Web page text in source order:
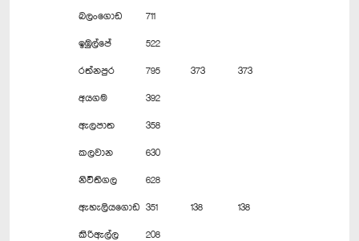
බලංගොඩ 711
ඉඹුල්පේ 522
රත්නපුර 795 373 373
අයගම 392
ඇලපාත 358
කලවාන 630
නිවිතිගල 628
ඇහැලියගොඩ 351 138 138
කිරිඇල්ල 208